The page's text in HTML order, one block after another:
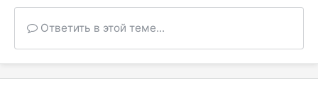
Ответить в этой теме...